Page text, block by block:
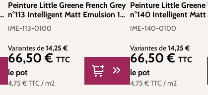
Peinture Little Greene French Grey
n°113 Intelligent Matt Emulsion 1
litre
IME-113-0100
4,75 €TTC / m2
Variantes de14,25 €
Prix régulier :
66,50 € TTC
le pot
Peinture Little Greene
n°140 Intelligent Matt
litre
IME-140-0100
4,75 €TTC/ m2
Variantes de14,25 €
Prix régulier :
66,50 €TTC
le pot